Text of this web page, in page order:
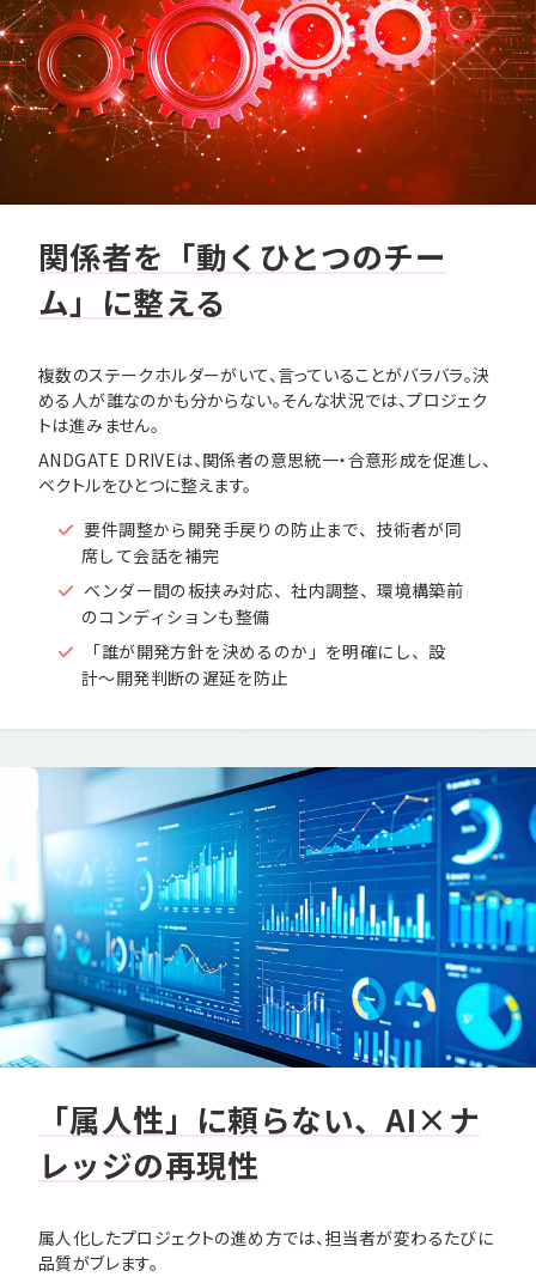
関係者を「動くひとつのチー
ム」に整える
複数のステークホルダーがいて、言っていることがバラバラ。決
める人が誰なのかも分からない。そんな状況では、プロジェク
トは進みません。
ANDGATE DRIVEは、関係者の意思統一・合意形成を促進し、
ベクトルをひとつに整えます。
要件調整から開発手戻りの防止まで、技術者が同
席して会話を補完
ベンダー間の板挟み対応、社内調整、環境構築前
のコンディションも整備
「誰が開発方針を決めるのか」を明確にし、設
計〜開発判断の遅延を防止
「属人性」に頼らない、AI×ナ
レッジの再現性
属人化したプロジェクトの進め方では、担当者が変わるたびに
品質がブレます。